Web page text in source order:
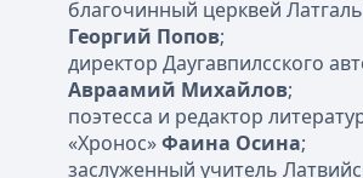
благочинный церквей
Георгий Попов;
директор Даугавпилсского
Авраамий Михайлов;
поэтесса и редактор
«Хронос»Фаина Осина;
заслуженный учитель